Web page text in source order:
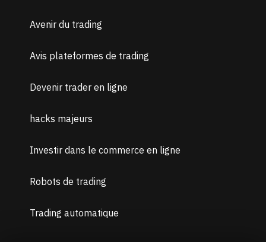
Avenir du trading
Avis plateformes de trading
Devenir trader en ligne
hacks majeurs
Investir dans le commerce en ligne
Robots de trading
Trading automatique